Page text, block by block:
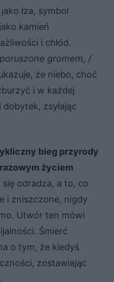
łza, symbol
kamień
i chłód.
gromem, /
że niebo, choć
i w każdej
zsyłając
bieg przyrody
życiem
odradza, a to, co
i zniszczone, nigdy
Utwór ten mówi
Śmierć
o tym, że kiedyś
zostawiając